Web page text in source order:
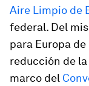
Aire Limpio de
federal. Del
para Europa
reducción de
marco del